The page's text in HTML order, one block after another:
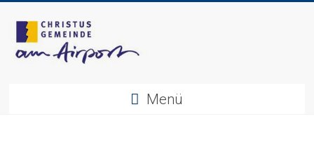
Inhalt
springen
Christusgemeinde
Menü